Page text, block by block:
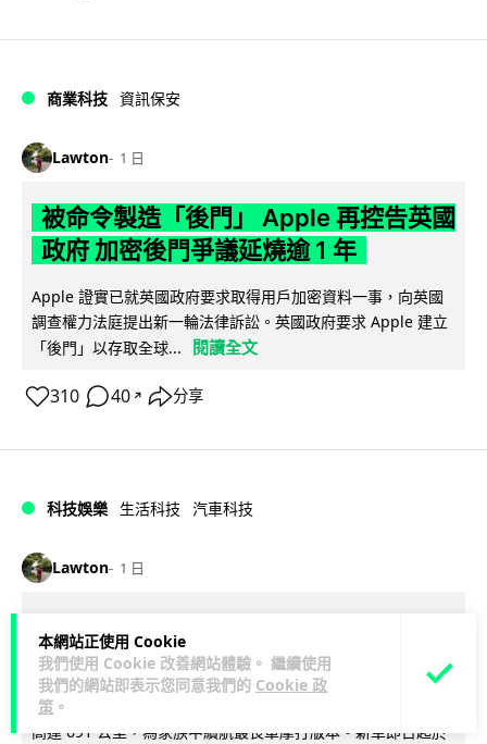
本網站正使用 Cookie
我們使用 Cookie 改善網站體驗。 繼續使用
我們的網站即表示您同意我們的 Cookie 政
策 。
商業科技 資訊保安
Lawton 1 日
被命令製造「後門」 Apple 再控告英國
政府 加密後門爭議延燒逾 1 年
Apple 證實已就英國政府要求取得用戶加密資料一事，向英國
調查權力法庭提出新一輪法律訴訟。英國政府要求 Apple 建立
「後門」以存取全球...
閱讀全文
310 40 ↗ 分享
科技娛樂 生活科技 汽車科技
Lawton 1 日
Tesla Model Y 長續航後驅版抵港
YOHO MALL 率先試駕
Tesla 香港推出 Model Y Premium 長續航後輪驅動版，續航最
高達 691 公里，為家族中續航最長單摩打版本。新車即日起於